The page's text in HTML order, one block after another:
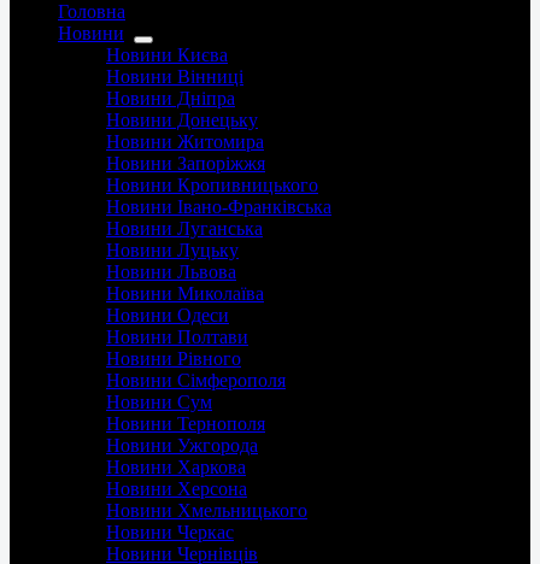
Головна
Новини
Новини Києва
Новини Вінниці
Новини Дніпра
Новини Донецьку
Новини Житомира
Новини Запоріжжя
Новини Кропивницького
Новини Івано-Франківська
Новини Луганська
Новини Луцьку
Новини Львова
Новини Миколаїва
Новини Одеси
Новини Полтави
Новини Рівного
Новини Сімферополя
Новини Сум
Новини Тернополя
Новини Ужгорода
Новини Харкова
Новини Херсона
Новини Хмельницького
Новини Черкас
Новини Чернівців